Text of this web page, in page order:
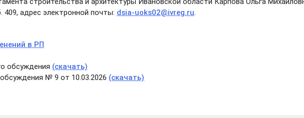
409, адрес электронной почты: dsia-uoks02@ivreg.ru.
в РП
обсуждения (скачать)
№ 9 от 10.03.2026 (скачать)